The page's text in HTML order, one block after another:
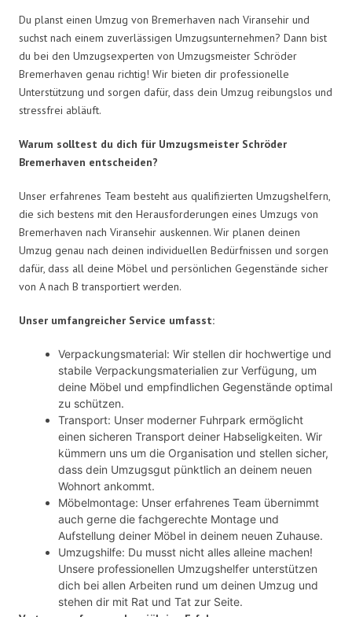
Du planst einen Umzug von Bremerhaven nach Viransehir und
suchst nach einem zuverlässigen Umzugsunternehmen? Dann bist
du bei den Umzugsexperten von Umzugsmeister Schröder
Bremerhaven genau richtig! Wir bieten dir professionelle
Unterstützung und sorgen dafür, dass dein Umzug reibungslos und
stressfrei abläuft.
Warum solltest du dich für Umzugsmeister Schröder
Bremerhaven entscheiden?
Unser erfahrenes Team besteht aus qualifizierten Umzugshelfern,
die sich bestens mit den Herausforderungen eines Umzugs von
Bremerhaven nach Viransehir auskennen. Wir planen deinen
Umzug genau nach deinen individuellen Bedürfnissen und sorgen
dafür, dass all deine Möbel und persönlichen Gegenstände sicher
von A nach B transportiert werden.
Unser umfangreicher Service umfasst:
Verpackungsmaterial: Wir stellen dir hochwertige und
stabile Verpackungsmaterialien zur Verfügung, um
deine Möbel und empfindlichen Gegenstände optimal
zu schützen.
Transport: Unser moderner Fuhrpark ermöglicht
einen sicheren Transport deiner Habseligkeiten. Wir
kümmern uns um die Organisation und stellen sicher,
dass dein Umzugsgut pünktlich an deinem neuen
Wohnort ankommt.
Möbelmontage: Unser erfahrenes Team übernimmt
auch gerne die fachgerechte Montage und
Aufstellung deiner Möbel in deinem neuen Zuhause.
Umzugshilfe: Du musst nicht alles alleine machen!
Unsere professionellen Umzugshelfer unterstützen
dich bei allen Arbeiten rund um deinen Umzug und
stehen dir mit Rat und Tat zur Seite.